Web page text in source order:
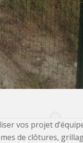
vos projet
de clôtures,